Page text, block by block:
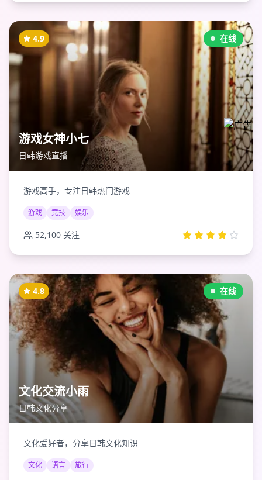
在线
4.9
游戏女神小七
日韩游戏直播
游戏高手，专注日韩热门游戏
游戏 竞技 娱乐
52,100 关注
在线
4.8
文化交流小雨
日韩文化分享
文化爱好者，分享日韩文化知识
文化 语言 旅行